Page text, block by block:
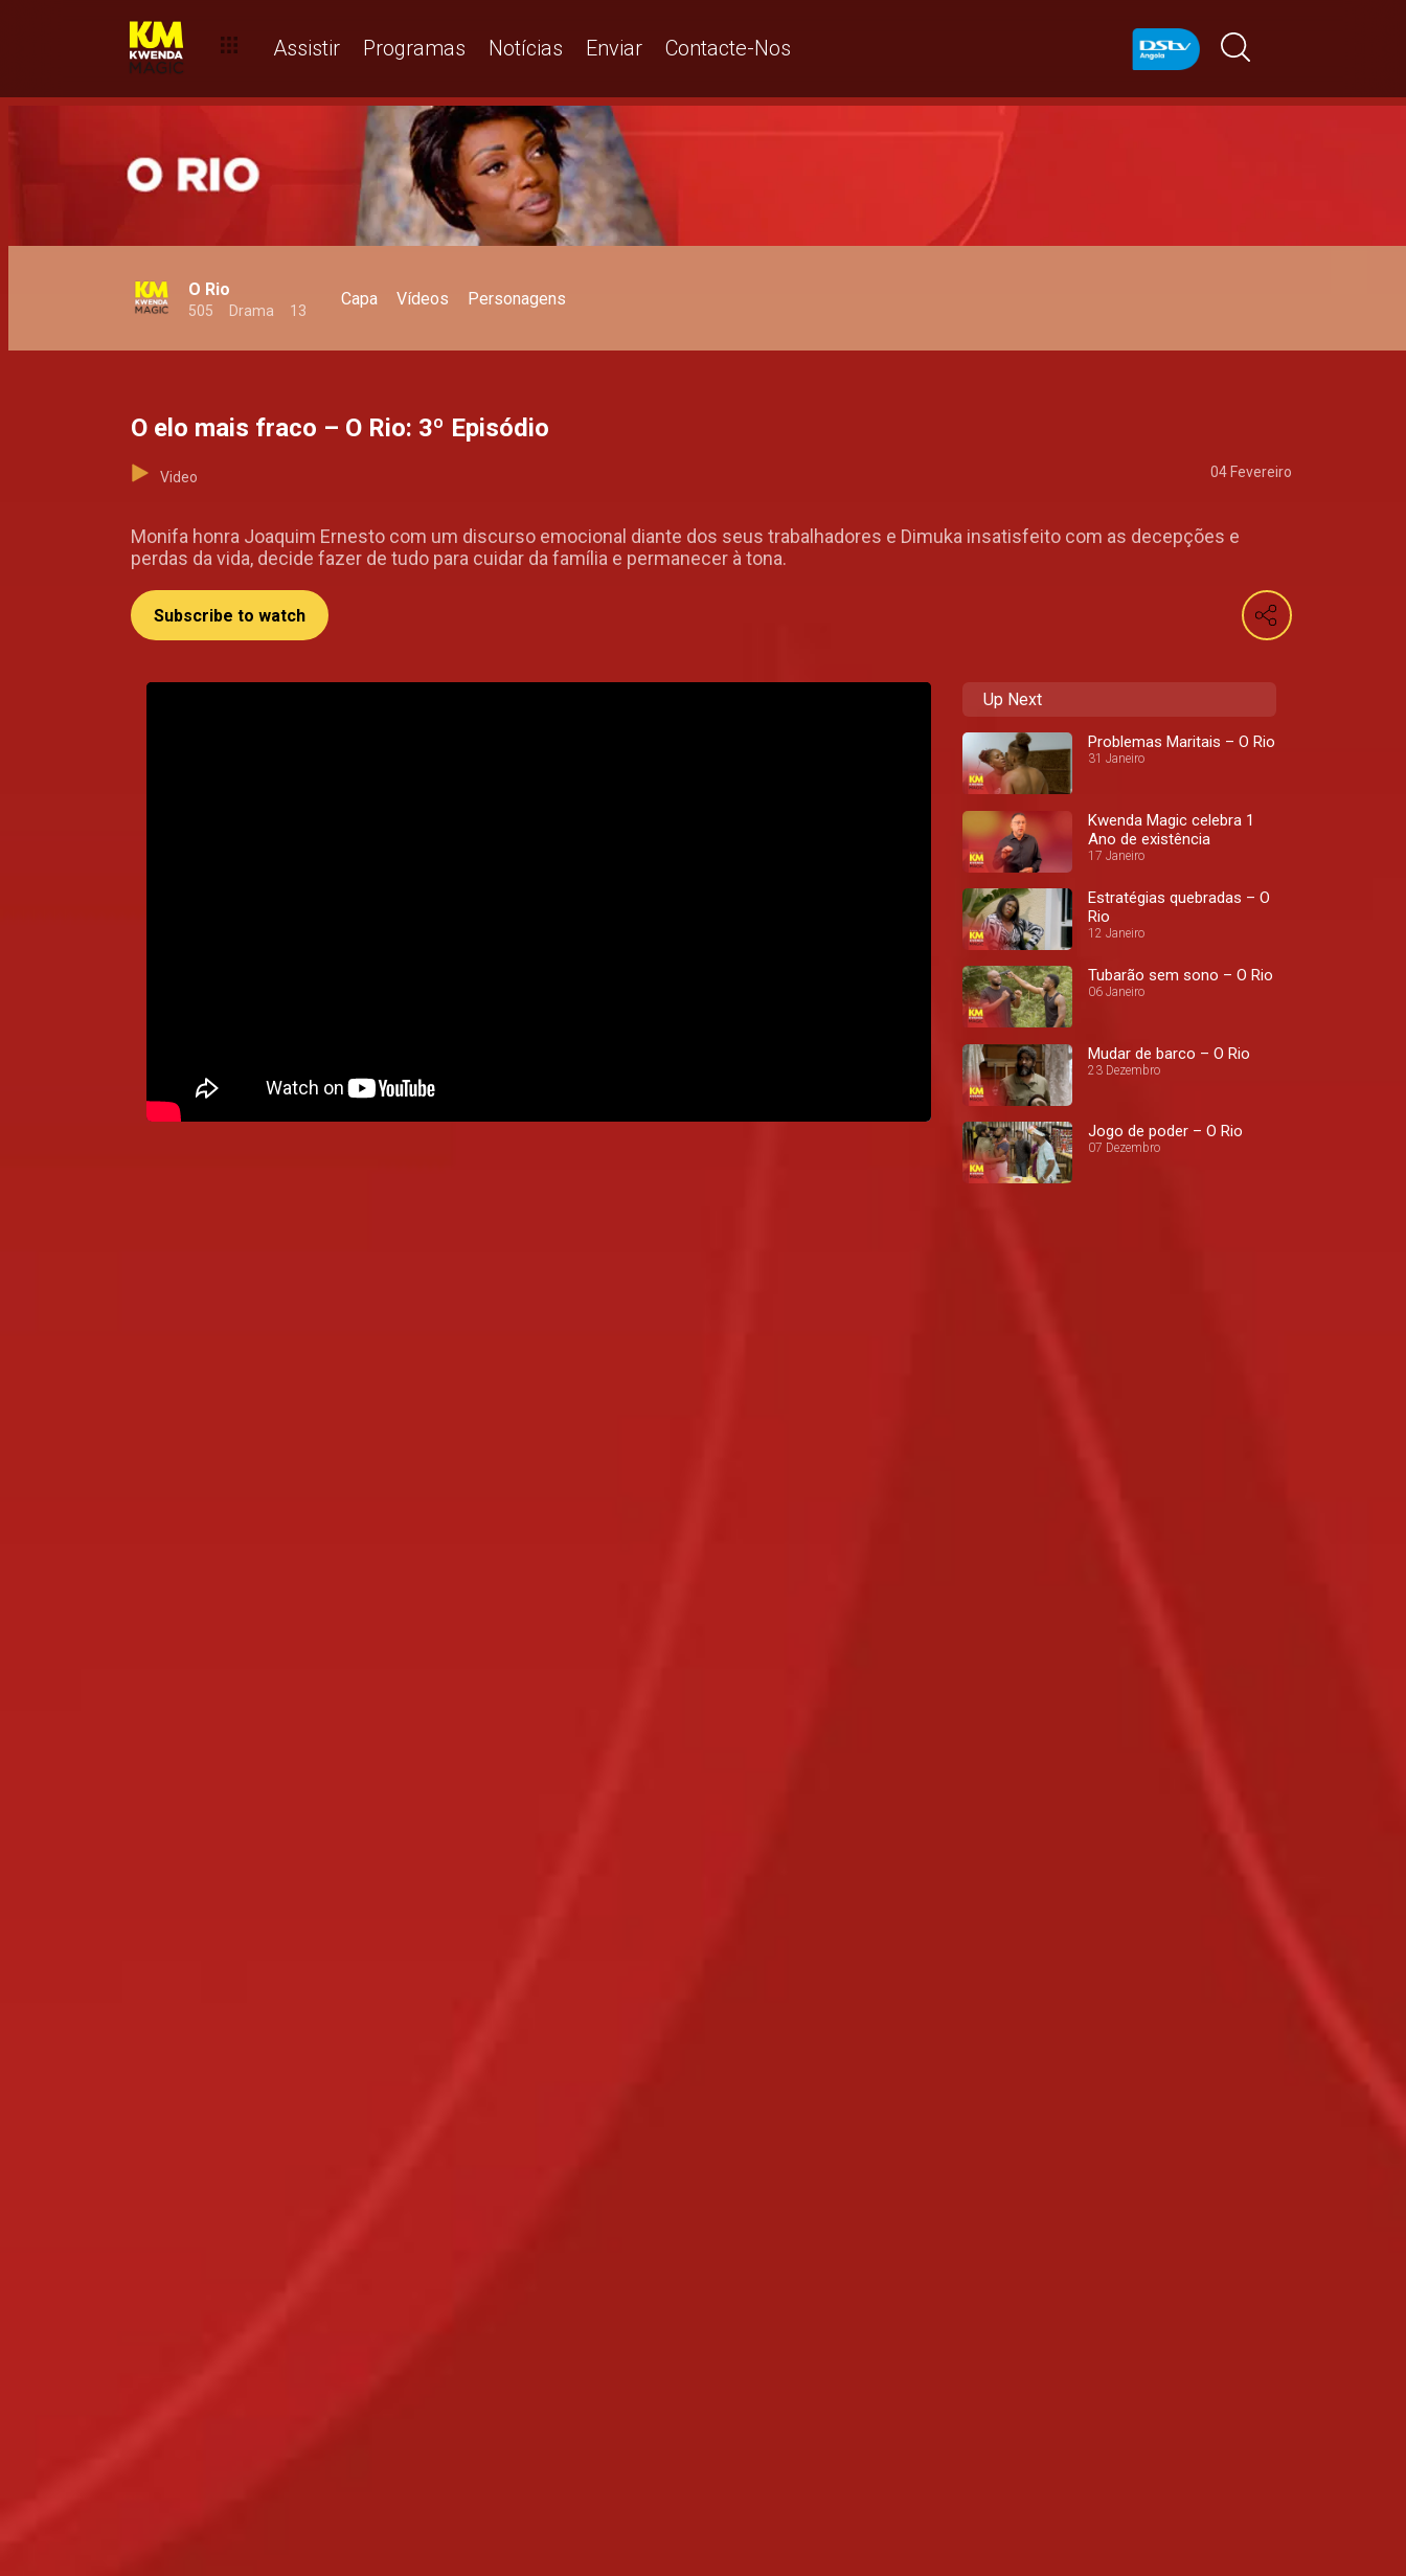
Assistir Programas Notícias Enviar Contacte-Nos
O Rio
505 Drama 13
Capa Vídeos Personagens
O elo mais fraco – O Rio: 3º Episódio
Video 04 Fevereiro
Monifa honra Joaquim Ernesto com um discurso emocional diante dos seus trabalhadores e Dimuka insatisfeito com as decepções e
perdas da vida, decide fazer de tudo para cuidar da família e permanecer à tona.
Subscribe to watch
Up Next
Problemas Maritais – O Rio
31 Janeiro
Kwenda Magic celebra 1
Ano de existência
17 Janeiro
Estratégias quebradas – O
Rio
12 Janeiro
Tubarão sem sono – O Rio
06 Janeiro
Mudar de barco – O Rio
23 Dezembro
Jogo de poder – O Rio
07 Dezembro